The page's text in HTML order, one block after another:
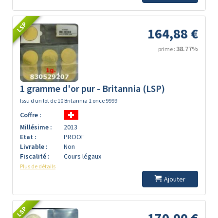
LSP 164,88 €
prime : 38.77%
1 gramme d'or pur - Britannia (LSP)
Issu d un lot de 10 Britannia 1 once 9999
Coffre :
Millésime :
2013
Etat :
PROOF
Livrable :
Non
Fiscalité :
Cours légaux
Plus de détails
Ajouter
LSP